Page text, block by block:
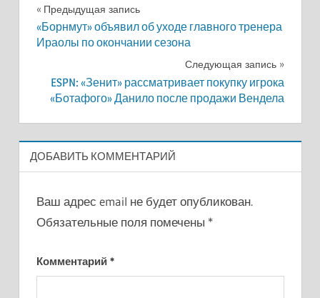
Навигация
по
Предыдущая запись
«Борнмут» объявил об уходе главного тренера
Ираолы по окончании сезона
Следующая запись
ESPN: «Зенит» рассматривает покупку игрока
«Ботафого» Данило после продажи Вендела
ДОБАВИТЬ КОММЕНТАРИЙ
Ваш адрес email не будет опубликован.
Обязательные поля помечены *
Комментарий *